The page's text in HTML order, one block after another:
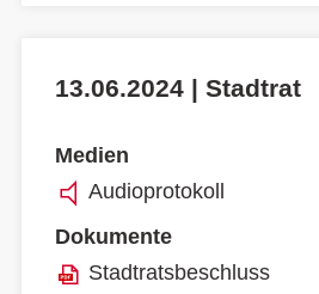
13.06.2024 | Stadtrat
Medien
Audioprotokoll
Dokumente
Stadtratsbeschluss